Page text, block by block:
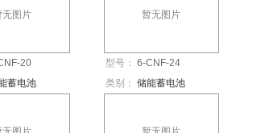
无图片
20
蓄电池
暂无图片
型号： 6-CNF-24
类别： 储能蓄电池